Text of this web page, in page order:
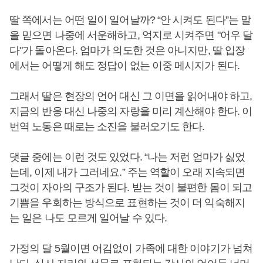
딸 쪽에서는 어떤 일이 일어날까? “안 시켜도 된다”는 말
을 믿으면 나중에 서운해하고, 억지로 시켜주면 "어우 달
다"가 돌아온다. 엄마가 의도한 것은 아니지만, 딸 입장
에서는 어떻게 해도 정답이 없는 이중 메시지가 된다.
그래서 딸은 현장의 언어 대신 그 이면을 읽어내야 하고,
지금의 반응 대신 나중의 자랑을 미리 계산해야 한다. 이
번역 노동은 때로는 소진을 불러오기도 한다.
댓글 중에는 이런 것도 있었다. “나는 저런 엄마가 싫었
는데, 이제 내가 그러네요.” 주는 역할이 오래 지속되면
그것이 자아의 구조가 된다. 받는 것이 불편한 몸이 되고
기쁨을 우회하는 방식으로 표현하는 것이 더 익숙해지
는 일은 나도 모르게 일어날 수 있다.
가정의 달 5월이면 어김없이 가족에 대한 이야기가 넘쳐